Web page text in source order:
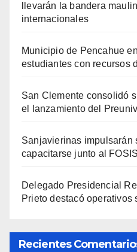
llevarán la bandera
internacionales
Municipio de Pencahue
estudiantes con recursos
San Clemente consolidó
el lanzamiento del
Sanjavierinas impulsarán
capacitarse junto al FOSIS
Delegado Presidencial
Prieto destacó operativos
Recientes